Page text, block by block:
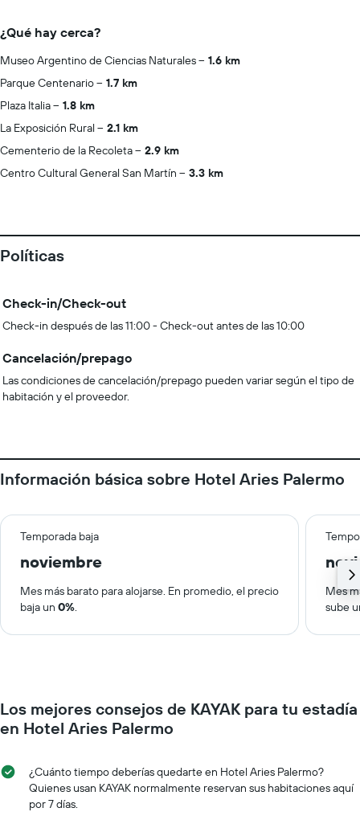
¿Qué hay cerca?
Museo Argentino de Ciencias Naturales
1.6 km
Parque Centenario
1.7 km
Plaza Italia
1.8 km
La Exposición Rural
2.1 km
Cementerio de la Recoleta
2.9 km
Centro Cultural General San Martín
3.3 km
Políticas
Check-in/Check-out
Check-in después de las 11:00 - Check-out antes de las 10:00
Cancelación/prepago
Las condiciones de cancelación/prepago pueden variar según el tipo de
habitación y el proveedor.
Información básica sobre Hotel Aries Palermo
Temporada baja
noviembre
Mes más barato para alojarse. En promedio, el precio
baja un 0%.
Mes
sube
Los mejores consejos de KAYAK para tu estadía
en Hotel Aries Palermo
¿Cuánto tiempo deberías quedarte en Hotel Aries Palermo?
Quienes usan KAYAK normalmente reservan sus habitaciones aquí
por 7 días.